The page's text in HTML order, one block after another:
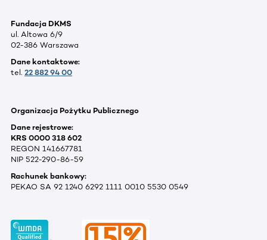
Fundacja DKMS
ul. Altowa 6/9
02-386 Warszawa
Dane kontaktowe:
tel. 22 882 94 00
Organizacja Pożytku Publicznego
Dane rejestrowe:
KRS 0000 318 602
REGON 141667781
NIP 522-290-86-59
Rachunek bankowy:
PEKAO SA 92 1240 6292 1111 0010 5530 0549